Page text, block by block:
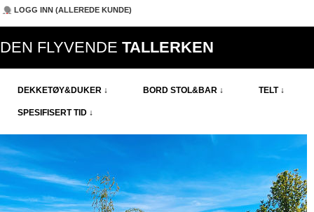
LOGG INN (ALLEREDE KUNDE)
DEN FLYVENDE TALLERKEN
DEKKETØY&DUKER ↓ BORD STOL&BAR ↓ TELT ↓
SPESIFISERT TID ↓